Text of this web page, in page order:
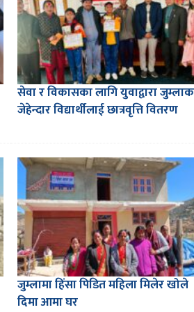
सेवा र विकासका लागि युवाद्वारा
जेहेन्दार विद्यार्थीलाई छात्रवृत्ति वितरण
जुम्लामा हिंसा पिडित महिला मिलेर खोले
दिमा आमा घर